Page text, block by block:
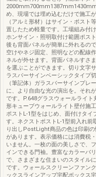
め、現場では埋め込むだけで施工
（アルミ形材）はサイン・ポスト
置したため軽量です。工場組み付
ホンサイン・照明取付け範囲ポス
後も背面パネルが簡単に外れるの
空けやネジ固定、照明などの配線
ネルが外せます。背面パネルすさ
を選ぶことができます。切り文字
ラスバーサインベーシックタイプ
（筆記体）ガラスバーサインプレ
に、より自由な光の演出を。それ
です。P.648グラスウォールライト
形キューブウォールライト壁付施
ポストL-1型をはじめ、面付けタイ
す。ネクストポストL-1型前入れ前
り出しPostLight商品の色は印刷
があります。表示価格には消費税
いません。一枚の面の美しさで、
インできる門袖。豊富なカラーバ
で、さまざまな住まいのスタイル
です。ウォールスクリーンファン
ックスラインアップ宅配ボックス